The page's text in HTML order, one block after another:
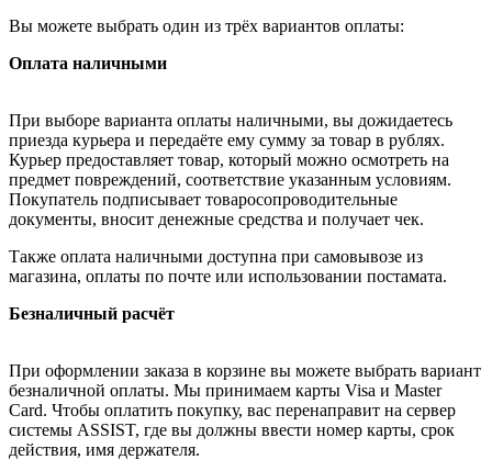
Вы можете выбрать один из трёх вариантов оплаты:
Оплата наличными
При выборе варианта оплаты наличными, вы дожидаетесь
приезда курьера и передаёте ему сумму за товар в рублях.
Курьер предоставляет товар, который можно осмотреть на
предмет повреждений, соответствие указанным условиям.
Покупатель подписывает товаросопроводительные
документы, вносит денежные средства и получает чек.
Также оплата наличными доступна при самовывозе из
магазина, оплаты по почте или использовании постамата.
Безналичный расчёт
При оформлении заказа в корзине вы можете выбрать вариант
безналичной оплаты. Мы принимаем карты Visa и Master
Card. Чтобы оплатить покупку, вас перенаправит на сервер
системы ASSIST, где вы должны ввести номер карты, срок
действия, имя держателя.